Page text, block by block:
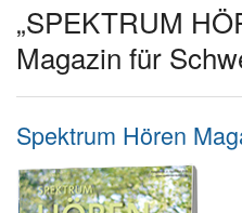
„SPEKTRUM
Magazin für
Spektrum Hören